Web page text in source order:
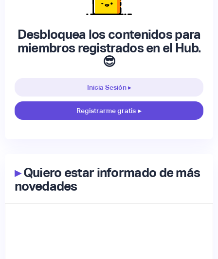
Desbloquea los contenidos para
miembros registrados en el Hub.
😎
Inicia Sesión ▸
Registrarme gratis ▸
▸Quiero estar informado de más
novedades